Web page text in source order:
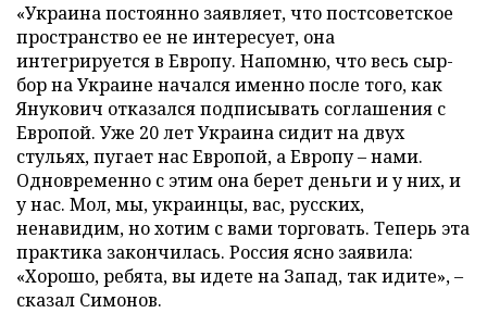
«Украина постоянно заявляет, что постсоветское
пространство ее не интересует, она
интегрируется в Европу. Напомню, что весь сыр-
бор на Украине начался именно после того, как
Янукович отказался подписывать соглашения с
Европой. Уже 20 лет Украина сидит на двух
стульях, пугает нас Европой, а Европу – нами.
Одновременно с этим она берет деньги и у них, и
у нас. Мол, мы, украинцы, вас, русских,
ненавидим, но хотим с вами торговать. Теперь эта
практика закончилась. Россия ясно заявила:
«Хорошо, ребята, вы идете на Запад, так идите», –
сказал Симонов.